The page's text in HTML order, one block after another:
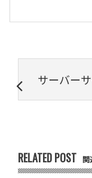
サーバーサイドエンジニアとは? 仕事内容や年収、必要なスキ
RELATED POST 関